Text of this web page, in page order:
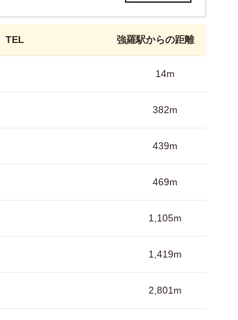
TEL 強羅駅からの距離
14m
382m
439m
469m
1,105m
1,419m
2,801m